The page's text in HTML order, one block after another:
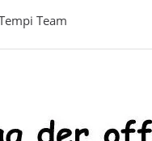
Team